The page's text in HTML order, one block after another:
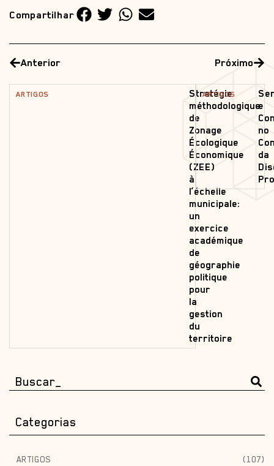
Compartilhar
Anterior
ARTIGOS
Stratégie
méthodologique
de
Zonage
Écologique
Économique
(ZEE)
à
l’échelle
municipale:
un
exercice
académique
de
géographie
politique
pour
la
gestion
du
territoire
Próximo
ARTIGOS
e
no
da
Categorias
ARTIGOS (107)